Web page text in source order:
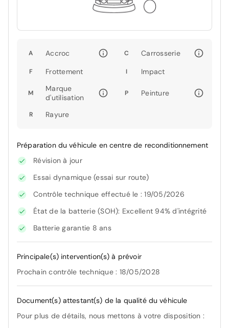
A Accroc C Carrosserie
F Frottement I Impact
M
Marque
d'utilisation
P Peinture
R Rayure
Préparation du véhicule en centre de reconditionnement
Révision à jour
Essai dynamique (essai sur route)
Contrôle technique effectué le : 19/05/2026
État de la batterie (SOH): Excellent 94% d'intégrité
Batterie garantie 8 ans
Principale(s) intervention(s) à prévoir
Prochain contrôle technique : 18/05/2028
Document(s) attestant(s) de la qualité du véhicule
Pour plus de détails, nous mettons à votre disposition :